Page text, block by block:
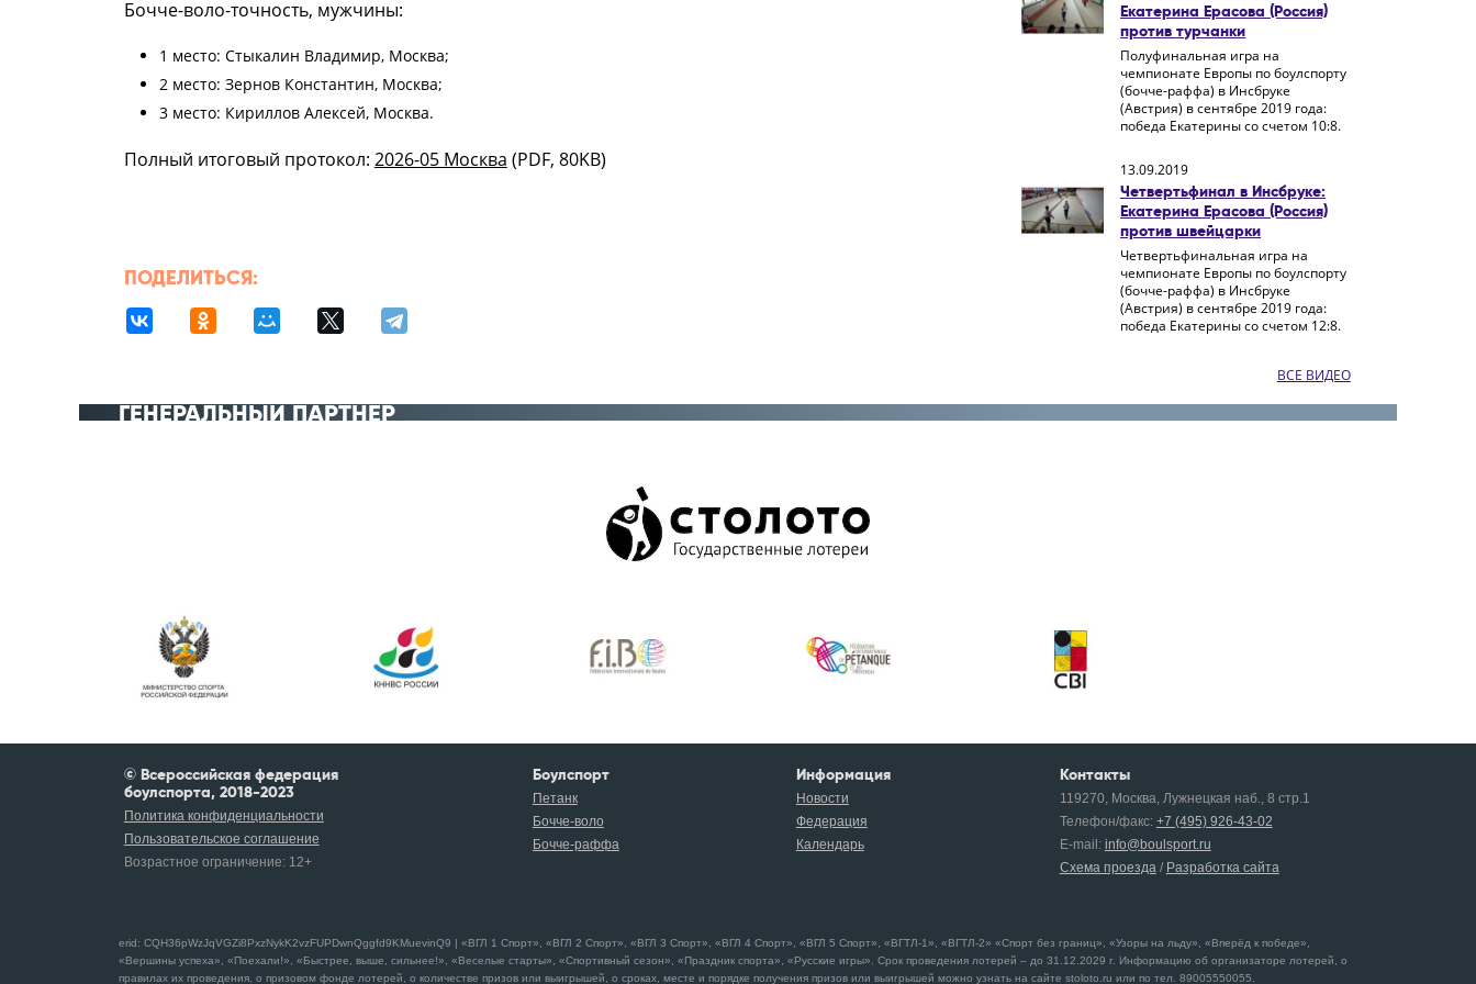
Бочче-воло-точность, мужчины:
1 место: Стыкалин Владимир, Москва;
2 место: Зернов Константин, Москва;
3 место: Кириллов Алексей, Москва.
Полный итоговый протокол: 2026-05 Москва (PDF, 80KB)
ПОДЕЛИТЬСЯ:
Екатерина Ерасова (Россия)
против турчанки
Полуфинальная игра на
чемпионате Европы по боулспорту
(бочче-раффа) в Инсбруке
(Австрия) в сентябре 2019 года:
победа Екатерины со счетом 10:8.
13.09.2019
Четвертьфинал в Инсбруке:
Екатерина Ерасова (Россия)
против швейцарки
Четвертьфинальная игра на
чемпионате Европы по боулспорту
(бочче-раффа) в Инсбруке
(Австрия) в сентябре 2019 года:
победа Екатерины со счетом 12:8.
ВСЕ ВИДЕО
ГЕНЕРАЛЬНЫЙ ПАРТНЁР
© Всероссийская федерация
боулспорта, 2018-2023
Политика конфиденциальности
Пользовательское соглашение
Возрастное ограничение: 12+
Боулспорт
Петанк
Бочче-воло
Бочче-раффа
Информация
Новости
Федерация
Календарь
Контакты
119270, Москва, Лужнецкая наб., 8 стр.1
Телефон/факс: +7 (495) 926-43-02
E-mail: info@boulsport.ru
Схема проезда / Разработка сайта
erid: CQH36pWzJqVGZi8PxzNykK2vzFUPDwnQggfd9KMuevinQ9 | «ВГЛ 1 Спорт», «ВГЛ 2 Спорт», «ВГЛ 3 Спорт», «ВГЛ 4 Спорт», «ВГЛ 5 Спорт», «ВГТЛ-1», «ВГТЛ-2» «Спорт без границ», «Узоры на льду», «Вперёд к победе»,
«Вершины успеха», «Поехали!», «Быстрее, выше, сильнее!», «Веселые старты», «Спортивный сезон», «Праздник спорта», «Русские игры». Срок проведения лотерей – до 31.12.2029 г. Информацию об организаторе лотерей, о
правилах их проведения, о призовом фонде лотерей, о количестве призов или выигрышей, о сроках, месте и порядке получения призов или выигрышей можно узнать на сайте stoloto.ru или по тел. 89005550055.